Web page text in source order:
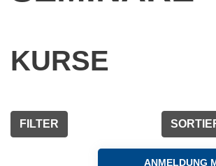
KURSE
FILTER
ANMELDUNG